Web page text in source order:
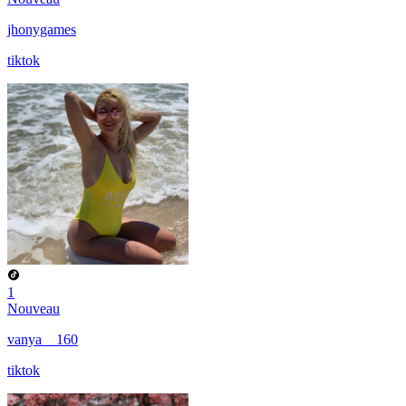
jhonygames
tiktok
1
Nouveau
vanya__160
tiktok